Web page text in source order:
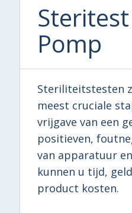
Pomp
Steriliteitstesten
meest cruciale
vrijgave van een
positieven,
van apparatuur
kunnen u tijd,
product kosten.